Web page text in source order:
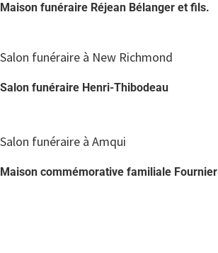
Maison funéraire Réjean Bélanger et fils.
Salon funéraire à New Richmond
Salon funéraire Henri-Thibodeau
Salon funéraire à Amqui
Maison commémorative familiale Fournier